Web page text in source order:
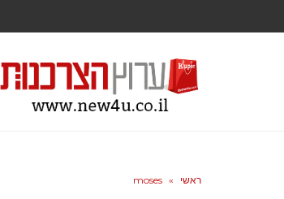
ראשי »
moses